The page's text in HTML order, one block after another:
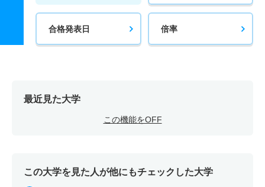
合格発表日 倍率
最近見た大学
この機能をOFF
この大学を見た人が他にもチェックした大学